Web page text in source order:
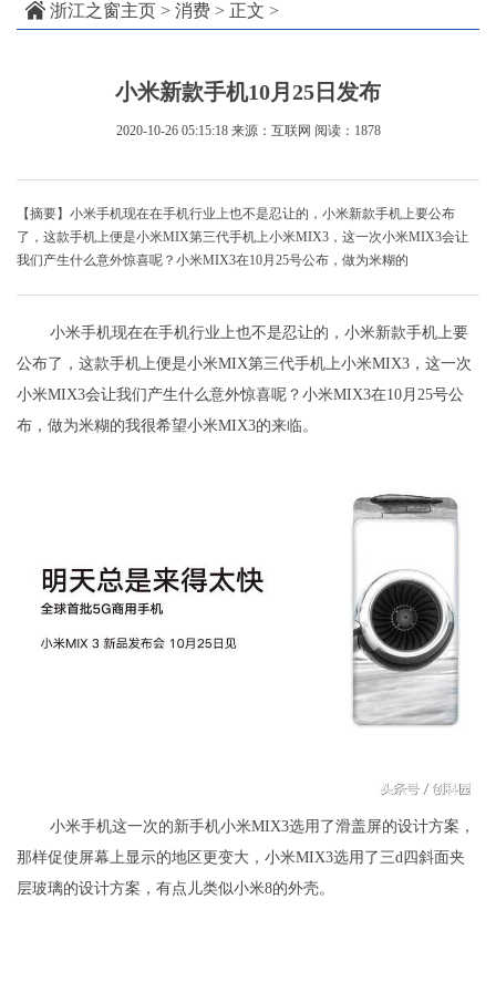
浙江之窗主页 > 消费 > 正文 >
小米新款手机10月25日发布
2020-10-26 05:15:18 来源：互联网 阅读：1878
【摘要】小米手机现在在手机行业上也不是忍让的，小米新款手机上要公布
了，这款手机上便是小米MIX第三代手机上小米MIX3，这一次小米MIX3会让
我们产生什么意外惊喜呢？小米MIX3在10月25号公布，做为米糊的
小米手机现在在手机行业上也不是忍让的，小米新款手机上要
公布了，这款手机上便是小米MIX第三代手机上小米MIX3，这一次
小米MIX3会让我们产生什么意外惊喜呢？小米MIX3在10月25号公
布，做为米糊的我很希望小米MIX3的来临。
小米手机这一次的新手机小米MIX3选用了滑盖屏的设计方案，
那样促使屏幕上显示的地区更变大，小米MIX3选用了三d四斜面夹
层玻璃的设计方案，有点儿类似小米8的外壳。